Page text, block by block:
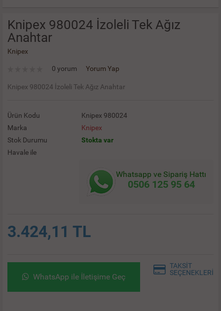
Knipex 980024 İzoleli Tek Ağız
Anahtar
Knipex
0 yorum Yorum Yap
Knipex 980024 İzoleli Tek Ağız Anahtar
Ürün Kodu
Knipex 980024
Marka
Knipex
Stok Durumu
Stokta var
Havale ile
Whatsapp ve Sipariş Hattı
0506 125 95 64
3.424,11 TL
WhatsApp ile İletişime Geç
TAKSİT
SEÇENEKLERİ